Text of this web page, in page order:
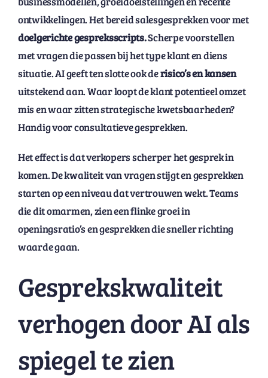
ontwikkelingen. Het bereid salesgesprekken voor met
doelgerichte gespreksscripts.Scherpe voorstellen
met vragen die passen bij het type klant en diens
situatie. AI geeft ten slotte ook derisico’s en kansen
uitstekend aan. Waar loopt de klant potentieel omzet
mis en waar zitten strategische kwetsbaarheden?
Handig voor consultatieve gesprekken.
Het effect is dat verkopers scherper het gesprek in
komen. De kwaliteit van vragen stijgt en gesprekken
starten op een niveau dat vertrouwen wekt. Teams
die dit omarmen, zien een flinke groei in
openingsratio’s en gesprekken die sneller richting
waarde gaan.
Gesprekskwaliteit
verhogen door AI als
spiegel te zien